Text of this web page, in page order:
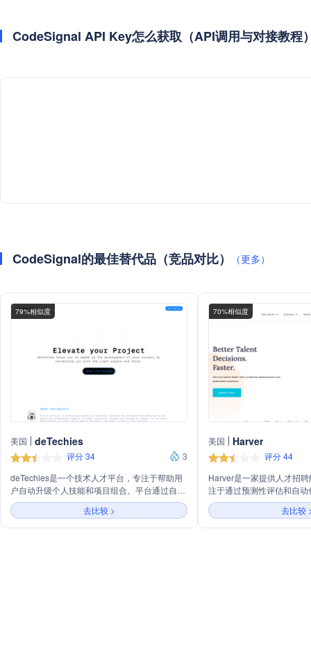
CodeSignal API Key怎么获取（API调用与对接教程
CodeSignal的最佳替代品（竞品对比） （更多）
79%相似度
美国 deTechies
评分 34
3
deTechies是一个技术人才平台，专注于帮助用
户自动升级个人技能和项目组合。平台通过自动
检测用户在项目中的贡献，转化为技能和知识，
并允许团队成员验证以增加信任度。deTechies
还提供技术证书申请服务，帮助用户成为技术合
去比较 >
70%相似度
美国 Harver
评分 44
Harver是一家提供人才招
注于通过预测性评估和自
快、更精准地招聘合适人
性评估匹配、候选人体验
以及提供业务洞察。
去比较